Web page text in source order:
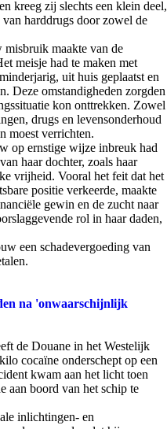
kreeg zij slechts een klein deel,
harddrugs door zowel de
misbruik maakte van de
meisje had te maken met
uit huis geplaatst en
Deze omstandigheden zorgden
kon onttrekken. Zowel
drugs en levensonderhoud
moest verrichten.
op ernstige wijze inbreuk had
haar dochter, zoals haar
vrijheid. Vooral het feit dat het
positie verkeerde, maakte
gewin en de zucht naar
rol in haar daden,
een schadevergoeding van
na 'onwaarschijnlijk
de Douane in het Westelijk
cocaïne onderschept op een
kwam aan het licht toen
aan boord van het schip te
inlichtingen- en